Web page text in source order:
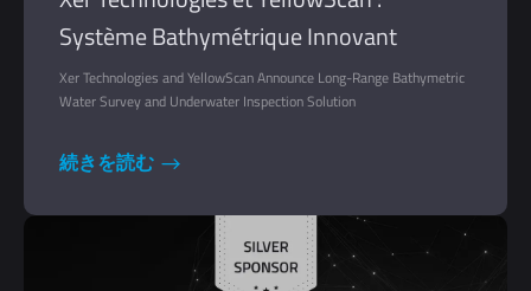
Système Bathymétrique Innovant
Xer Technologies and YellowScan Announce Long-Range Bathymetric
Water Survey and Underwater Inspection Solution
続きを読む